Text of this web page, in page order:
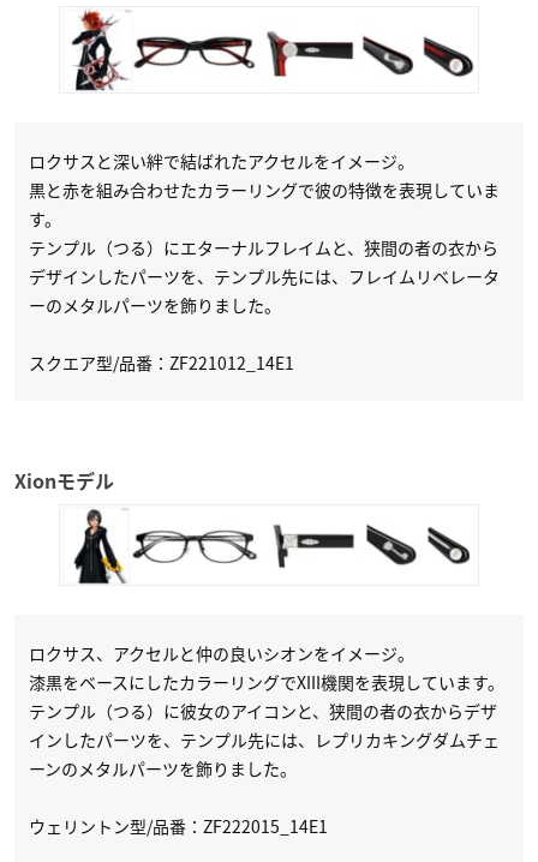
ロクサスと深い絆で結ばれたアクセルをイメージ。
黒と赤を組み合わせたカラーリングで彼の特徴を表現していま
す。
テンプル（つる）にエターナルフレイムと、狭間の者の衣から
デザインしたパーツを、テンプル先には、フレイムリベレータ
ーのメタルパーツを飾りました。
スクエア型/品番：ZF221012_14E1
Xionモデル
ロクサス、アクセルと仲の良いシオンをイメージ。
漆黒をベースにしたカラーリングでXIII機関を表現しています。
テンプル（つる）に彼女のアイコンと、狭間の者の衣からデザ
インしたパーツを、テンプル先には、レプリカキングダムチェ
ーンのメタルパーツを飾りました。
ウェリントン型/品番：ZF222015_14E1